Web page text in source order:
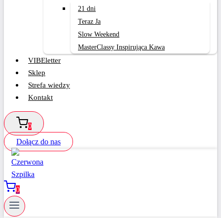
21 dni
Teraz Ja
Slow Weekend
MasterClassy Inspirująca Kawa
VIBEletter
Sklep
Strefa wiedzy
Kontakt
0
Dołącz do nas
0